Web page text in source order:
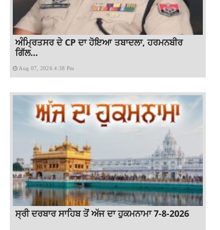
ਅੰਮ੍ਰਿਤਸਰ ਦੇ CP ਦਾ ਹੋਇਆ ਤਬਾਦਲਾ, ਹਰਮਨਬੀਰ
ਗਿੱਲ...
Aug 07, 2026 4:38 Pm
ਸ੍ਰੀ ਦਰਬਾਰ ਸਾਹਿਬ ਤੋਂ ਅੱਜ ਦਾ ਹੁਕਮਨਾਮਾ 7-8-2026